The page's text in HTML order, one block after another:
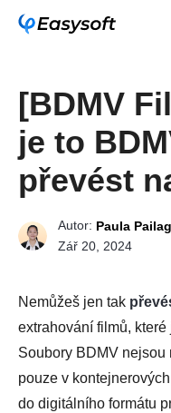
[BDMV
je to
převést
Autor: Paula
Zář 20, 2024
Nemůžeš jen tak
extrahování filmů,
Soubory BDMV nejsou
pouze v
do digitálního formátu